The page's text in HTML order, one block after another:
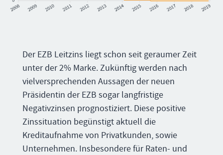
Der EZB Leitzins liegt schon seit geraumer Zeit
unter der 2% Marke. Zukünftig werden nach
vielversprechenden Aussagen der neuen
Präsidentin der EZB sogar langfristige
Negativzinsen prognostiziert. Diese positive
Zinssituation begünstigt aktuell die
Kreditaufnahme von Privatkunden, sowie
Unternehmen. Insbesondere für Raten- und